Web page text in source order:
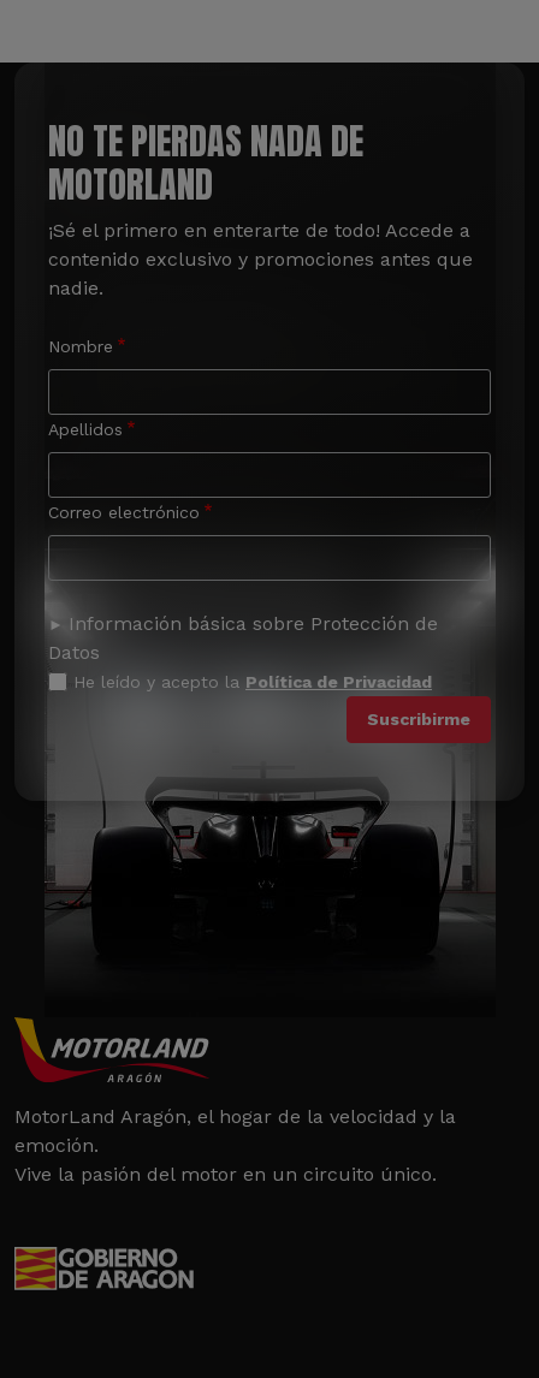
NO TE PIERDAS NADA DE
MOTORLAND
¡Sé el primero en enterarte de todo! Accede a
contenido exclusivo y promociones antes que
nadie.
Nombre
Apellidos
Correo electrónico
Información básica sobre Protección de
Datos
He leído y acepto la Política de Privacidad
MotorLand Aragón, el hogar de la velocidad y la
emoción.
Vive la pasión del motor en un circuito único.